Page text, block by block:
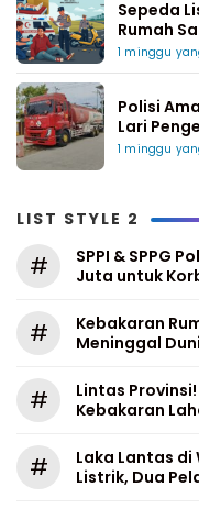
Sepeda
Rumah
1 minggu
Polisi
Lari
1 minggu
LIST STYLE 2
#
SPPI & SPPG
Juta untuk
#
Kebakaran
Meninggal
#
Lintas
Kebakaran
#
Laka Lantas
Listrik, Dua